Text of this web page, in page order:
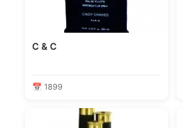
C & C
📅 1899